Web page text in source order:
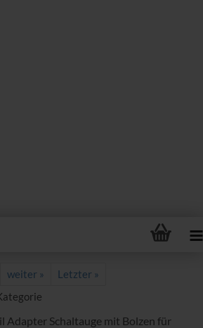
weiter »
Letzter »
Adapter Schaltauge mit Bolzen für